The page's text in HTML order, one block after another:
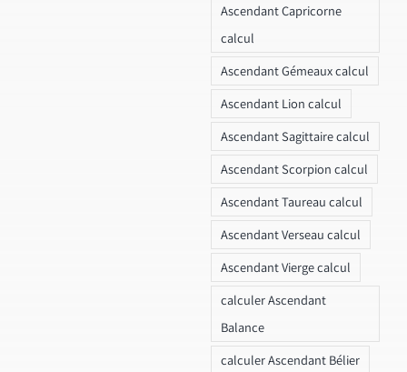
Ascendant Capricorne
calcul
Ascendant Gémeaux calcul
Ascendant Lion calcul
Ascendant Sagittaire calcul
Ascendant Scorpion calcul
Ascendant Taureau calcul
Ascendant Verseau calcul
Ascendant Vierge calcul
calculer Ascendant
Balance
calculer Ascendant Bélier